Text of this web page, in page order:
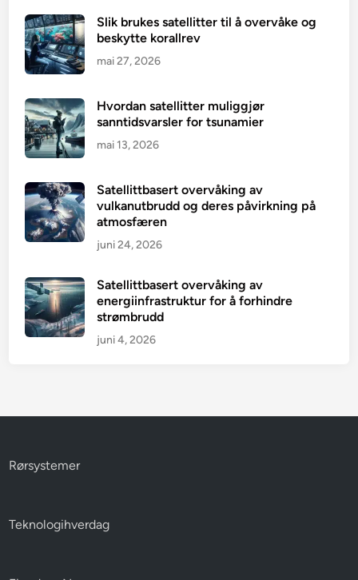
Slik brukes satellitter til å overvåke og
beskytte korallrev
mai 27, 2026
Hvordan satellitter muliggjør
sanntidsvarsler for tsunamier
mai 13, 2026
Satellittbasert overvåking av
vulkanutbrudd og deres påvirkning på
atmosfæren
juni 24, 2026
Satellittbasert overvåking av
energiinfrastruktur for å forhindre
strømbrudd
juni 4, 2026
Rørsystemer
Teknologihverdag